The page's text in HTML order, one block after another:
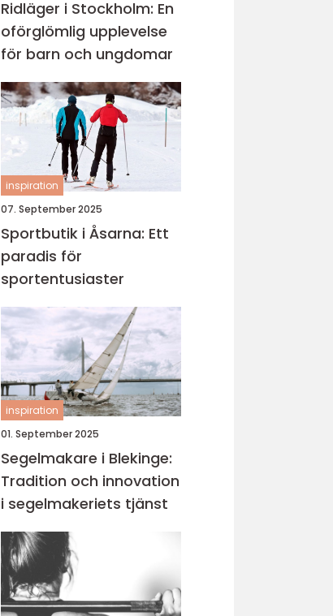
Ridläger i Stockholm: En
oförglömlig upplevelse
för barn och ungdomar
inspiration
07. September 2025
Sportbutik i Åsarna: Ett
paradis för
sportentusiaster
inspiration
01. September 2025
Segelmakare i Blekinge:
Tradition och innovation
i segelmakeriets tjänst